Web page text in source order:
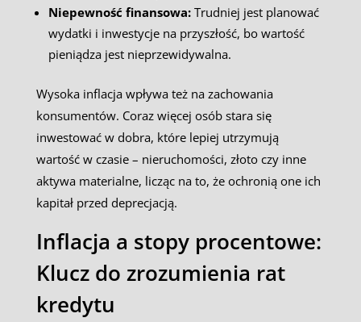
Niepewność finansowa:Trudniej jest planować
wydatki i inwestycje na przyszłość, bo wartość
pieniądza jest nieprzewidywalna.
Wysoka inflacja wpływa też na zachowania
konsumentów. Coraz więcej osób stara się
inwestować w dobra, które lepiej utrzymują
wartość w czasie – nieruchomości, złoto czy inne
aktywa materialne, licząc na to, że ochronią one ich
kapitał przed deprecjacją.
Inflacja a stopy procentowe:
Klucz do zrozumienia rat
kredytu